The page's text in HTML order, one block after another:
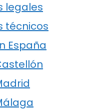
legales
técnicos
España